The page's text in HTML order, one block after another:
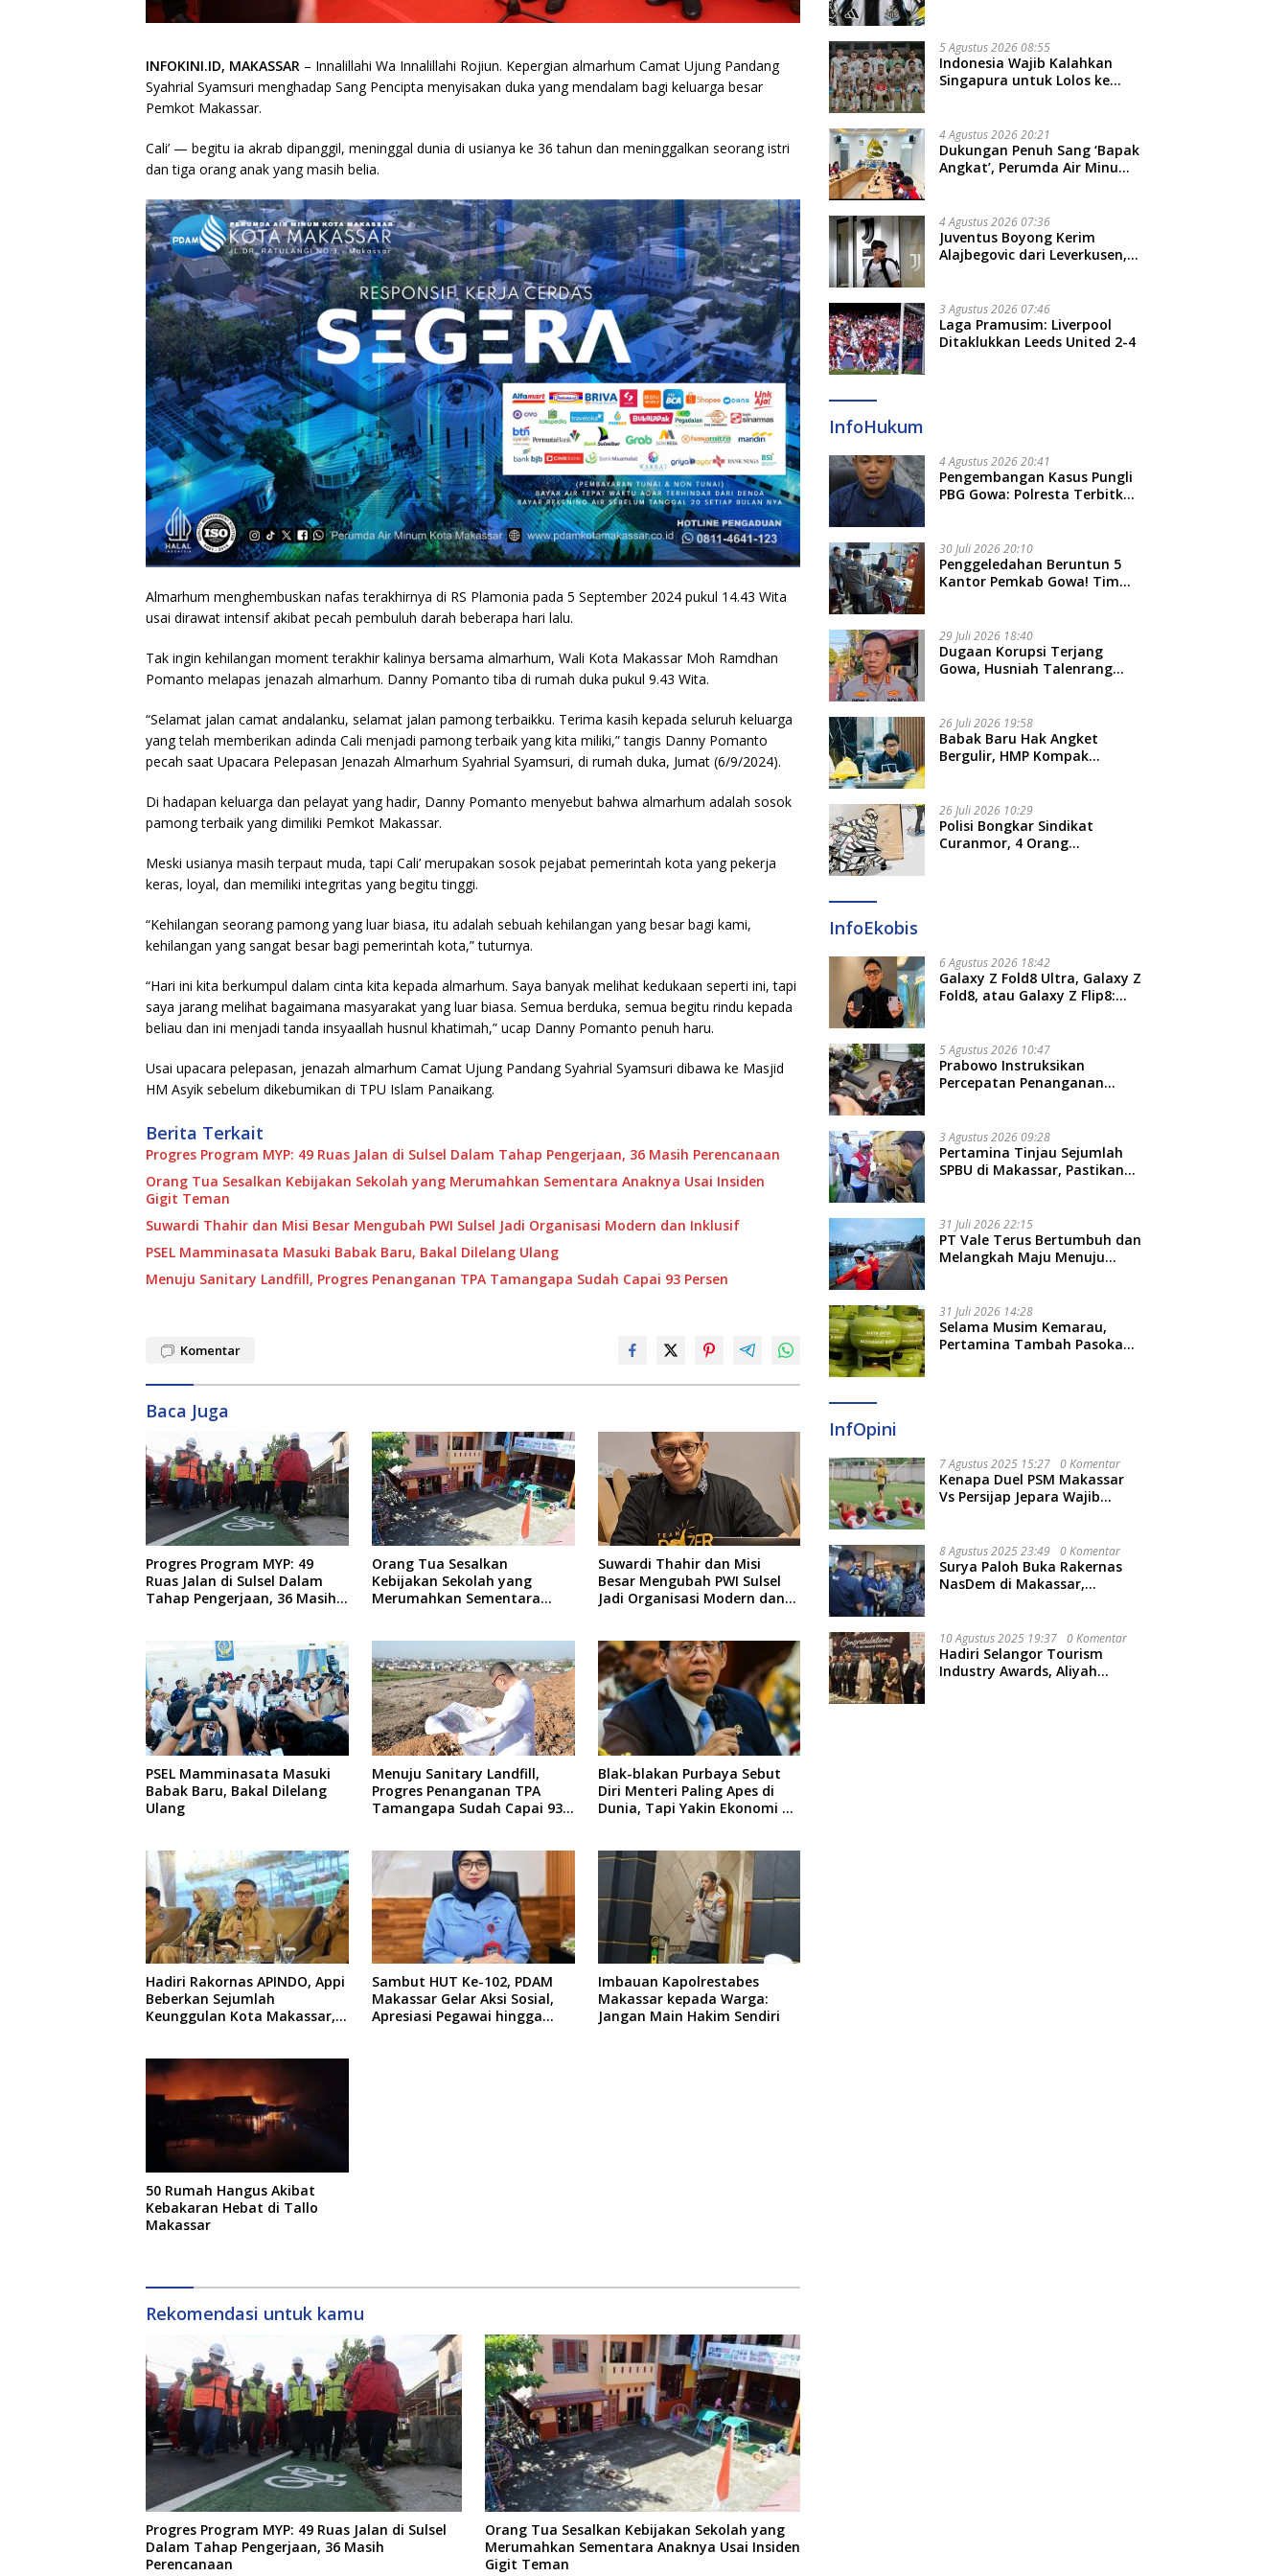
INFOKINI.ID, MAKASSAR – Innalillahi Wa Innalillahi Rojiun. Kepergian almarhum Camat Ujung Pandang
Syahrial Syamsuri menghadap Sang Pencipta menyisakan duka yang mendalam bagi keluarga besar
Pemkot Makassar.
Cali’ — begitu ia akrab dipanggil, meninggal dunia di usianya ke 36 tahun dan meninggalkan seorang istri
dan tiga orang anak yang masih belia.
Almarhum menghembuskan nafas terakhirnya di RS Plamonia pada 5 September 2024 pukul 14.43 Wita
usai dirawat intensif akibat pecah pembuluh darah beberapa hari lalu.
Tak ingin kehilangan moment terakhir kalinya bersama almarhum, Wali Kota Makassar Moh Ramdhan
Pomanto melapas jenazah almarhum. Danny Pomanto tiba di rumah duka pukul 9.43 Wita.
“Selamat jalan camat andalanku, selamat jalan pamong terbaikku. Terima kasih kepada seluruh keluarga
yang telah memberikan adinda Cali menjadi pamong terbaik yang kita miliki,” tangis Danny Pomanto
pecah saat Upacara Pelepasan Jenazah Almarhum Syahrial Syamsuri, di rumah duka, Jumat (6/9/2024).
Di hadapan keluarga dan pelayat yang hadir, Danny Pomanto menyebut bahwa almarhum adalah sosok
pamong terbaik yang dimiliki Pemkot Makassar.
Meski usianya masih terpaut muda, tapi Cali’ merupakan sosok pejabat pemerintah kota yang pekerja
keras, loyal, dan memiliki integritas yang begitu tinggi.
“Kehilangan seorang pamong yang luar biasa, itu adalah sebuah kehilangan yang besar bagi kami,
kehilangan yang sangat besar bagi pemerintah kota,” tuturnya.
“Hari ini kita berkumpul dalam cinta kita kepada almarhum. Saya banyak melihat kedukaan seperti ini, tapi
saya jarang melihat bagaimana masyarakat yang luar biasa. Semua berduka, semua begitu rindu kepada
beliau dan ini menjadi tanda insyaallah husnul khatimah,” ucap Danny Pomanto penuh haru.
Usai upacara pelepasan, jenazah almarhum Camat Ujung Pandang Syahrial Syamsuri dibawa ke Masjid
HM Asyik sebelum dikebumikan di TPU Islam Panaikang.
Berita Terkait
Progres Program MYP: 49 Ruas Jalan di Sulsel Dalam Tahap Pengerjaan, 36 Masih Perencanaan
Orang Tua Sesalkan Kebijakan Sekolah yang Merumahkan Sementara Anaknya Usai Insiden
Gigit Teman
Suwardi Thahir dan Misi Besar Mengubah PWI Sulsel Jadi Organisasi Modern dan Inklusif
PSEL Mamminasata Masuki Babak Baru, Bakal Dilelang Ulang
Menuju Sanitary Landfill, Progres Penanganan TPA Tamangapa Sudah Capai 93 Persen
Komentar
Baca Juga
Progres Program MYP: 49
Ruas Jalan di Sulsel Dalam
Tahap Pengerjaan, 36 Masih
Orang Tua Sesalkan
Kebijakan Sekolah yang
Merumahkan Sementara
Suwardi Thahir dan Misi
Besar Mengubah PWI Sulsel
Jadi Organisasi Modern dan
PSEL Mamminasata Masuki
Babak Baru, Bakal Dilelang
Ulang
Menuju Sanitary Landfill,
Progres Penanganan TPA
Tamangapa Sudah Capai 93
Blak-blakan Purbaya Sebut
Diri Menteri Paling Apes di
Dunia, Tapi Yakin Ekonomi RI
Hadiri Rakornas APINDO, Appi
Beberkan Sejumlah
Keunggulan Kota Makassar,
Sambut HUT Ke-102, PDAM
Makassar Gelar Aksi Sosial,
Apresiasi Pegawai hingga
Imbauan Kapolrestabes
Makassar kepada Warga:
Jangan Main Hakim Sendiri
50 Rumah Hangus Akibat
Kebakaran Hebat di Tallo
Makassar
Rekomendasi untuk kamu
Progres Program MYP: 49 Ruas Jalan di Sulsel
Dalam Tahap Pengerjaan, 36 Masih
Perencanaan
Orang Tua Sesalkan Kebijakan Sekolah yang
Merumahkan Sementara Anaknya Usai Insiden
Gigit Teman
5 Agustus 2026 08:55
Indonesia Wajib Kalahkan
Singapura untuk Lolos ke
4 Agustus 2026 20:21
Dukungan Penuh Sang ‘Bapak
Angkat’, Perumda Air Minum
4 Agustus 2026 07:36
Juventus Boyong Kerim
Alajbegovic dari Leverkusen,
3 Agustus 2026 07:46
Laga Pramusim: Liverpool
Ditaklukkan Leeds United 2-4
InfoHukum
4 Agustus 2026 20:41
Pengembangan Kasus Pungli
PBG Gowa: Polresta Terbitkan
30 Juli 2026 20:10
Penggeledahan Beruntun 5
Kantor Pemkab Gowa! Tim
Rp16 Miliar
29 Juli 2026 18:40
Dugaan Korupsi Terjang
Gowa, Husniah Talenrang
26 Juli 2026 19:58
​Babak Baru Hak Angket
Bergulir, HMP Kompak
26 Juli 2026 10:29
Polisi Bongkar Sindikat
Curanmor, 4 Orang
InfoEkobis
6 Agustus 2026 18:42
Galaxy Z Fold8 Ultra, Galaxy Z
Fold8, atau Galaxy Z Flip8:
5 Agustus 2026 10:47
Prabowo Instruksikan
Percepatan Penanganan
3 Agustus 2026 09:28
Pertamina Tinjau Sejumlah
SPBU di Makassar, Pastikan
31 Juli 2026 22:15
PT Vale Terus Bertumbuh dan
Melangkah Maju Menuju
31 Juli 2026 14:28
Selama Musim Kemarau,
Pertamina Tambah Pasokan
InfOpini
7 Agustus 2025 15:27 0 Komentar
Kenapa Duel PSM Makassar
Vs Persijap Jepara Wajib
8 Agustus 2025 23:49 0 Komentar
Surya Paloh Buka Rakernas
NasDem di Makassar,
10 Agustus 2025 19:37 0 Komentar
Hadiri Selangor Tourism
Industry Awards, Aliyah